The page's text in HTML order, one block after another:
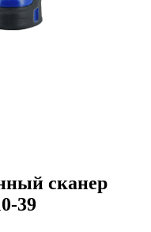
сканер
39